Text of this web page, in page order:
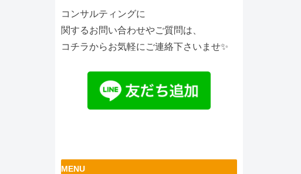
コンサルティングに
関するお問い合わせやご質問は、
コチラからお気軽にご連絡下さいませ✨
MENU